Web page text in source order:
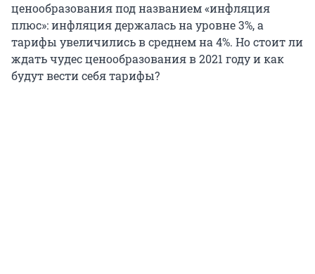
ценообразования под названием «инфляция
плюс»: инфляция держалась на уровне 3%, а
тарифы увеличились в среднем на 4%. Но стоит ли
ждать чудес ценообразования в 2021 году и как
будут вести себя тарифы?